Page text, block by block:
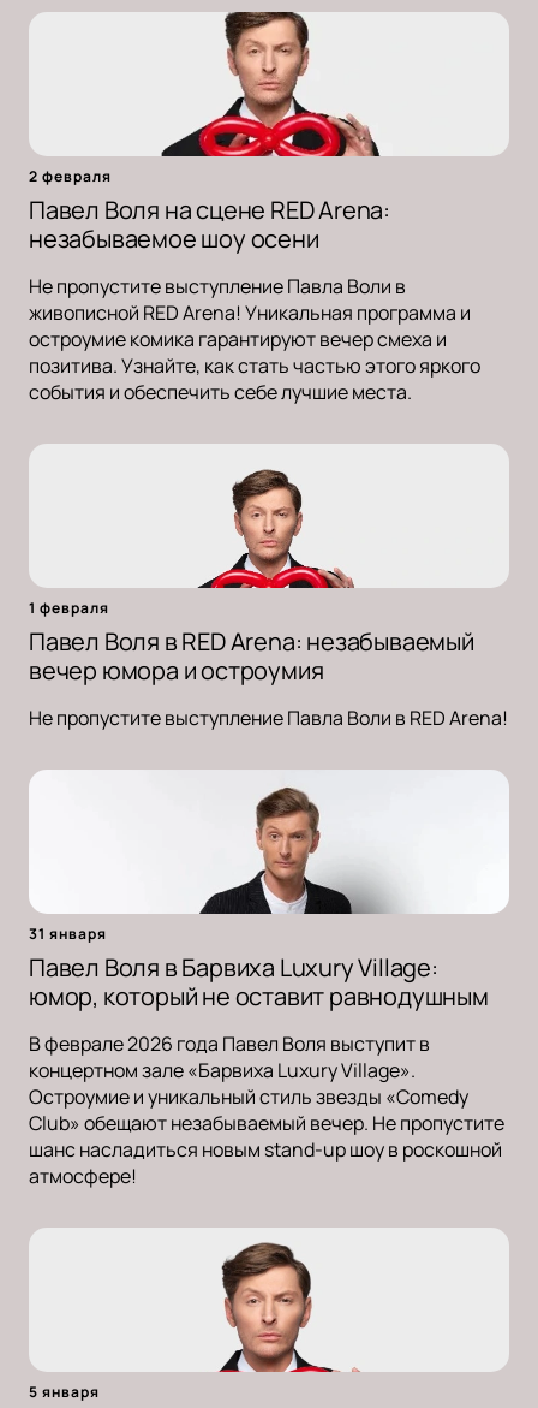
2 февраля
Павел Воля на сцене RED Arena:
незабываемое шоу осени
Не пропустите выступление Павла Воли в
живописной RED Arena! Уникальная программа и
остроумие комика гарантируют вечер смеха и
позитива. Узнайте, как стать частью этого яркого
события и обеспечить себе лучшие места.
1 февраля
Павел Воля в RED Arena: незабываемый
вечер юмора и остроумия
Не пропустите выступление Павла Воли в RED Arena!
31 января
Павел Воля в Барвиха Luxury Village:
юмор, который не оставит равнодушным
В феврале 2026 года Павел Воля выступит в
концертном зале «Барвиха Luxury Village».
Остроумие и уникальный стиль звезды «Comedy
Club» обещают незабываемый вечер. Не пропустите
шанс насладиться новым stand-up шоу в роскошной
атмосфере!
5 января